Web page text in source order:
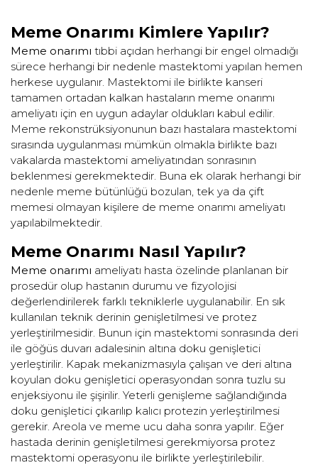
Meme Onarımı Kimlere Yapılır?
Meme onarımı tıbbi açıdan herhangi bir engel olmadığı
sürece herhangi bir nedenle mastektomi yapılan hemen
herkese uygulanır. Mastektomi ile birlikte kanseri
tamamen ortadan kalkan hastaların meme onarımı
ameliyatı için en uygun adaylar oldukları kabul edilir.
Meme rekonstrüksiyonunun bazı hastalara mastektomi
sırasında uygulanması mümkün olmakla birlikte bazı
vakalarda mastektomi ameliyatından sonrasının
beklenmesi gerekmektedir. Buna ek olarak herhangi bir
nedenle meme bütünlüğü bozulan, tek ya da çift
memesi olmayan kişilere de meme onarımı ameliyatı
yapılabilmektedir.
Meme Onarımı Nasıl Yapılır?
Meme onarımı ameliyatı hasta özelinde planlanan bir
prosedür olup hastanın durumu ve fizyolojisi
değerlendirilerek farklı tekniklerle uygulanabilir. En sık
kullanılan teknik derinin genişletilmesi ve protez
yerleştirilmesidir. Bunun için mastektomi sonrasında deri
ile göğüs duvarı adalesinin altına doku genişletici
yerleştirilir. Kapak mekanizmasıyla çalışan ve deri altına
koyulan doku genişletici operasyondan sonra tuzlu su
enjeksiyonu ile şişirilir. Yeterli genişleme sağlandığında
doku genişletici çıkarılıp kalıcı protezin yerleştirilmesi
gerekir. Areola ve meme ucu daha sonra yapılır. Eğer
hastada derinin genişletilmesi gerekmiyorsa protez
mastektomi operasyonu ile birlikte yerleştirilebilir.